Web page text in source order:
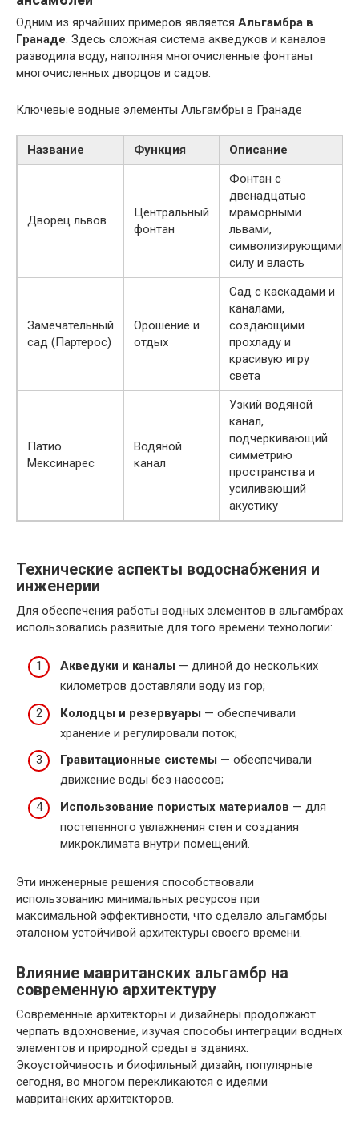
Одним из ярчайших примеров является Альгамбра в
Гранаде. Здесь сложная система акведуков и каналов
разводила воду, наполняя многочисленные фонтаны
многочисленных дворцов и садов.
Ключевые водные элементы Альгамбры в Гранаде
Название Функция Описание
Дворец львов
Центральный
фонтан
Фонтан с
двенадцатью
мраморными
львами,
символизирующими
силу и власть
Замечательный
сад (Партерос)
Орошение и
отдых
Сад с каскадами и
каналами,
создающими
прохладу и
красивую игру
света
Патио
Мексинарес
Водяной
канал
Узкий водяной
канал,
подчеркивающий
симметрию
пространства и
усиливающий
акустику
Технические аспекты водоснабжения и
инженерии
Для обеспечения работы водных элементов в альгамбрах
использовались развитые для того времени технологии:
Акведуки и каналы — длиной до нескольких
километров доставляли воду из гор;
Колодцы и резервуары — обеспечивали
хранение и регулировали поток;
Гравитационные системы — обеспечивали
движение воды без насосов;
Использование пористых материалов — для
постепенного увлажнения стен и создания
микроклимата внутри помещений.
Эти инженерные решения способствовали
использованию минимальных ресурсов при
максимальной эффективности, что сделало альгамбры
эталоном устойчивой архитектуры своего времени.
Влияние мавританских альгамбр на
современную архитектуру
Современные архитекторы и дизайнеры продолжают
черпать вдохновение, изучая способы интеграции водных
элементов и природной среды в зданиях.
Экоустойчивость и биофильный дизайн, популярные
сегодня, во многом перекликаются с идеями
мавританских архитекторов.